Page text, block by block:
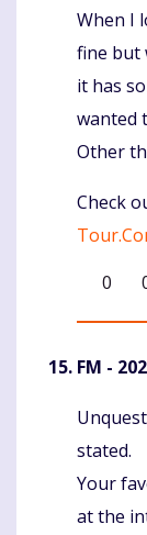
When I
fine but
it has
wanted
Other
Check
0
FM -
stated.
Your
at the